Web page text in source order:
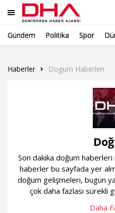
Gündem Politika Spor
Haberler Dogum Haberleri
Son dakika doğum
haberler bu sayfada yer
doğum gelişmeleri, bugün
çok daha fazlası sürekli
Daha